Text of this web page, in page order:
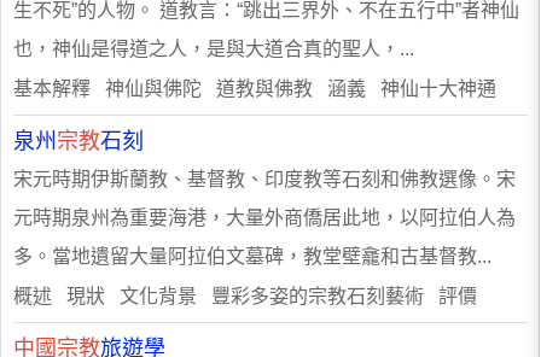
生不死”的人物。 道教言：“跳出三界外、不在五行中”者神仙
也，神仙是得道之人，是與大道合真的聖人，...
基本解釋 神仙與佛陀 道教與佛教 涵義 神仙十大神通
泉州 宗教石刻
宋元時期伊斯蘭教、基督教、印度教等石刻和佛教選像。宋
元時期泉州為重要海港，大量外商僑居此地，以阿拉伯人為
多。當地遺留大量阿拉伯文墓碑，教堂壁龕和古基督教...
概述 現狀 文化背景 豐彩多姿的宗教石刻藝術 評價
中國宗教旅遊學